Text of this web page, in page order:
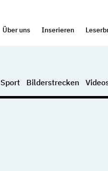
Über uns Inserieren
Sport Bilderstrecken